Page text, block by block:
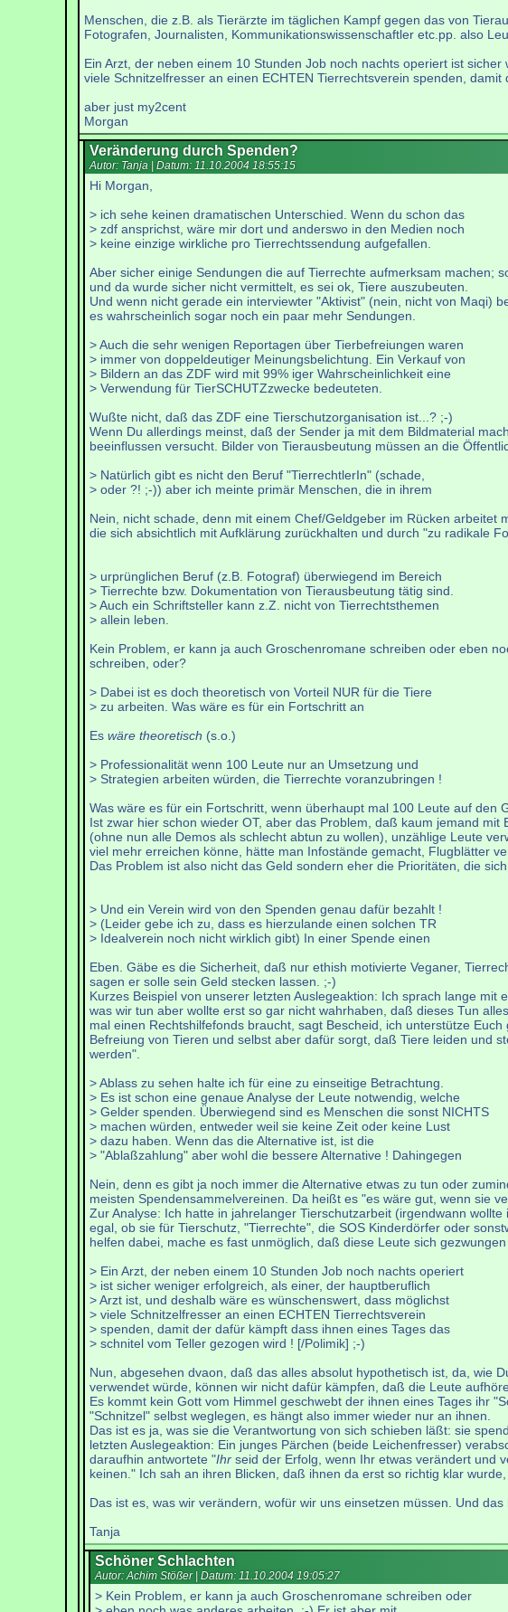
Menschen, die z.B. als Tierärzte im täglichen Kampf gegen das von
Fotografen, Journalisten, Kommunikationswissenschaftler etc.pp. also
Ein Arzt, der neben einem 10 Stunden Job noch nachts operiert ist
viele Schnitzelfresser an einen ECHTEN Tierrechtsverein spenden,
aber just my2cent
Morgan
Veränderung durch Spenden?
Autor: Tanja | Datum: 11.10.2004 18:55:15
Hi Morgan,
> ich sehe keinen dramatischen Unterschied. Wenn du schon das
> zdf ansprichst, wäre mir dort und anderswo in den Medien noch
> keine einzige wirkliche pro Tierrechtssendung aufgefallen.
Aber sicher einige Sendungen die auf Tierrechte aufmerksam machen;
und da wurde sicher nicht vermittelt, es sei ok, Tiere auszubeuten.
Und wenn nicht gerade ein interviewter "Aktivist" (nein, nicht von Maqi)
es wahrscheinlich sogar noch ein paar mehr Sendungen.
> Auch die sehr wenigen Reportagen über Tierbefreiungen waren
> immer von doppeldeutiger Meinungsbelichtung. Ein Verkauf von
> Bildern an das ZDF wird mit 99% iger Wahrscheinlichkeit eine
> Verwendung für TierSCHUTZzwecke bedeuteten.
Wußte nicht, daß das ZDF eine Tierschutzorganisation ist...? ;-)
Wenn Du allerdings meinst, daß der Sender ja mit dem Bildmaterial
beeinflussen versucht. Bilder von Tierausbeutung müssen an die
> Natürlich gibt es nicht den Beruf "TierrechtlerIn" (schade,
> oder ?! ;-)) aber ich meinte primär Menschen, die in ihrem
Nein, nicht schade, denn mit einem Chef/Geldgeber im Rücken
die sich absichtlich mit Aufklärung zurückhalten und durch "zu radikale
> urprünglichen Beruf (z.B. Fotograf) überwiegend im Bereich
> Tierrechte bzw. Dokumentation von Tierausbeutung tätig sind.
> Auch ein Schriftsteller kann z.Z. nicht von Tierrechtsthemen
> allein leben.
Kein Problem, er kann ja auch Groschenromane schreiben oder eben
schreiben, oder?
> Dabei ist es doch theoretisch von Vorteil NUR für die Tiere
> zu arbeiten. Was wäre es für ein Fortschritt an
Es wäre theoretisch (s.o.)
> Professionalität wenn 100 Leute nur an Umsetzung und
> Strategien arbeiten würden, die Tierrechte voranzubringen !
Was wäre es für ein Fortschritt, wenn überhaupt mal 100 Leute auf den
Ist zwar hier schon wieder OT, aber das Problem, daß kaum jemand
(ohne nun alle Demos als schlecht abtun zu wollen), unzählige Leute
viel mehr erreichen könne, hätte man Infostände gemacht, Flugblätter
Das Problem ist also nicht das Geld sondern eher die Prioritäten, die sich
> Und ein Verein wird von den Spenden genau dafür bezahlt !
> (Leider gebe ich zu, dass es hierzulande einen solchen TR
> Idealverein noch nicht wirklich gibt) In einer Spende einen
Eben. Gäbe es die Sicherheit, daß nur ethish motivierte Veganer,
sagen er solle sein Geld stecken lassen. ;-)
Kurzes Beispiel von unserer letzten Auslegeaktion: Ich sprach lange
was wir tun aber wollte erst so gar nicht wahrhaben, daß dieses Tun
mal einen Rechtshilfefonds braucht, sagt Bescheid, ich unterstütze
Befreiung von Tieren und selbst aber dafür sorgt, daß Tiere leiden und
werden".
> Ablass zu sehen halte ich für eine zu einseitige Betrachtung.
> Es ist schon eine genaue Analyse der Leute notwendig, welche
> Gelder spenden. Überwiegend sind es Menschen die sonst NICHTS
> machen würden, entweder weil sie keine Zeit oder keine Lust
> dazu haben. Wenn das die Alternative ist, ist die
> "Ablaßzahlung" aber wohl die bessere Alternative ! Dahingegen
Nein, denn es gibt ja noch immer die Alternative etwas zu tun oder
meisten Spendensammelvereinen. Da heißt es "es wäre gut, wenn sie
Zur Analyse: Ich hatte in jahrelanger Tierschutzarbeit (irgendwann
egal, ob sie für Tierschutz, "Tierrechte", die SOS Kinderdörfer oder
helfen dabei, mache es fast unmöglich, daß diese Leute sich
> Ein Arzt, der neben einem 10 Stunden Job noch nachts operiert
> ist sicher weniger erfolgreich, als einer, der hauptberuflich
> Arzt ist, und deshalb wäre es wünschenswert, dass möglichst
> viele Schnitzelfresser an einen ECHTEN Tierrechtsverein
> spenden, damit der dafür kämpft dass ihnen eines Tages das
> schnitel vom Teller gezogen wird ! [/Polimik] ;-)
Nun, abgesehen dvaon, daß das alles absolut hypothetisch ist, da, wie
verwendet würde, können wir nicht dafür kämpfen, daß die Leute
Es kommt kein Gott vom Himmel geschwebt der ihnen eines Tages ihr
"Schnitzel" selbst weglegen, es hängt also immer wieder nur an ihnen.
Das ist es ja, was sie die Verantwortung von sich schieben läßt: sie
letzten Auslegeaktion: Ein junges Pärchen (beide Leichenfresser)
daraufhin antwortete "Ihr seid der Erfolg, wenn Ihr etwas verändert und
keinen." Ich sah an ihren Blicken, daß ihnen da erst so richtig klar
Das ist es, was wir verändern, wofür wir uns einsetzen müssen. Und
Tanja
Schöner Schlachten
Autor: Achim Stößer | Datum: 11.10.2004 19:05:27
> Kein Problem, er kann ja auch Groschenromane schreiben oder